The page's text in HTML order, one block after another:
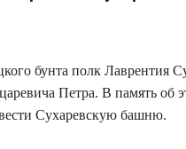
бунта полк Лаврентия
Петра. В память об
Сухаревскую башню.